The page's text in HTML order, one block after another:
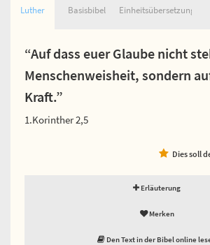
Luther Basisbibel Einheitsübersetzung
“Auf dass euer Glaube nicht
Menschenweisheit, sondern
Kraft.”
1.Korinther 2,5
Dies soll
Erläuterung
Merken
Den Text in der Bibel online